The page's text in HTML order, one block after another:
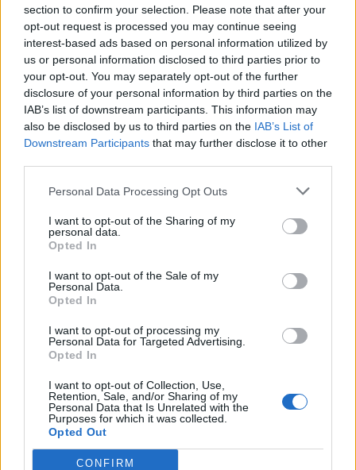
section to confirm your selection. Please note that after your
opt-out request is processed you may continue seeing
interest-based ads based on personal information utilized by
us or personal information disclosed to third parties prior to
your opt-out. You may separately opt-out of the further
disclosure of your personal information by third parties on the
IAB’s list of downstream participants. This information may
also be disclosed by us to third parties on the IAB’s List of
Downstream Participants that may further disclose it to other
Personal Data Processing Opt Outs
I want to opt-out of the Sharing of my
personal data.
Opted In
I want to opt-out of the Sale of my
Personal Data.
Opted In
I want to opt-out of processing my
Personal Data for Targeted Advertising.
Opted In
I want to opt-out of Collection, Use,
Retention, Sale, and/or Sharing of my
Personal Data that Is Unrelated with the
Purposes for which it was collected.
Opted Out
CONFIRM
Portfolio
2005. február 08. 12:57
A horvát kormány 2005 első felében jóváhagyja az INA
privatizációs stratégiáját, a tranzakció pedig még idén
lezárulhat - jelentette ki a Reuters tudósítása szerint Ivo
Sanader horvát miniszterelnök azt követően, hogy
Budapesten találkozott Gyurcsány Ferenccel. Arra ezúttal
majd a magánosítási eljárás, amelynek...
KEDVES OLVASÓNK!
A keresett cikk a portfolio.hu hírarchívumához
tartozik, melynek olvasása előfizetéses
Az előfizetés a következőket tartalmazza:
Portfolio.hu teljes cikkarchívum
Kötéslisták: BÉT elmúlt 2 év napon belüli
kötéslistái